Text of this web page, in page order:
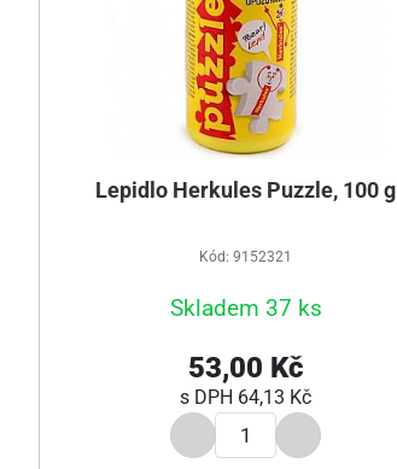
Lepidlo Herkules Puzzle, 100 g
Kód: 9152321
Skladem 37 ks
53,00 Kč
s DPH 64,13 Kč